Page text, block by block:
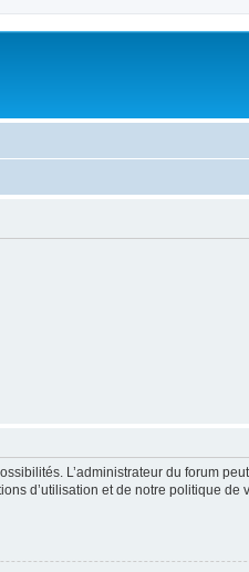
L’administrateur du forum
d’utilisation et de notre politique de